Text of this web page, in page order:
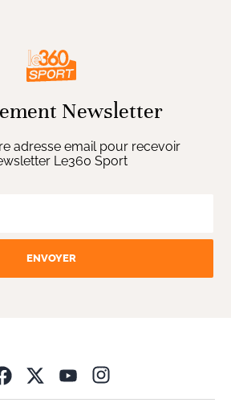
Newsletter
adresse email pour recevoir
Le360 Sport
ENVOYER